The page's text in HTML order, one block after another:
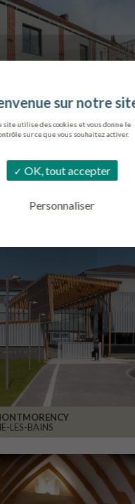
site utilise des cookies et vous donne le
sur ce que vous souhaitez activer.
OK, tout accepter
Personnaliser
TRAVAILLEURS
LES-BAINS